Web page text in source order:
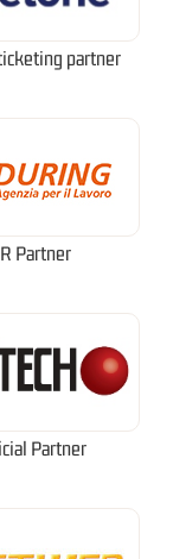
partner
Partner
Partner